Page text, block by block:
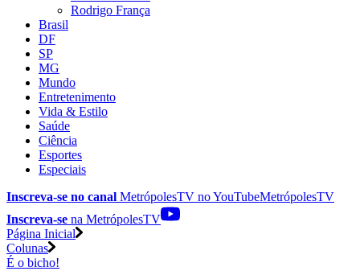
Rodrigo França
Brasil
DF
SP
MG
Mundo
Entretenimento
Vida & Estilo
Saúde
Ciência
Esportes
Especiais
Inscreva-se no canal MetrópolesTV noYouTubeMetrópolesTV
Inscreva-se na MetrópolesTV
Página Inicial
Colunas
É o bicho!